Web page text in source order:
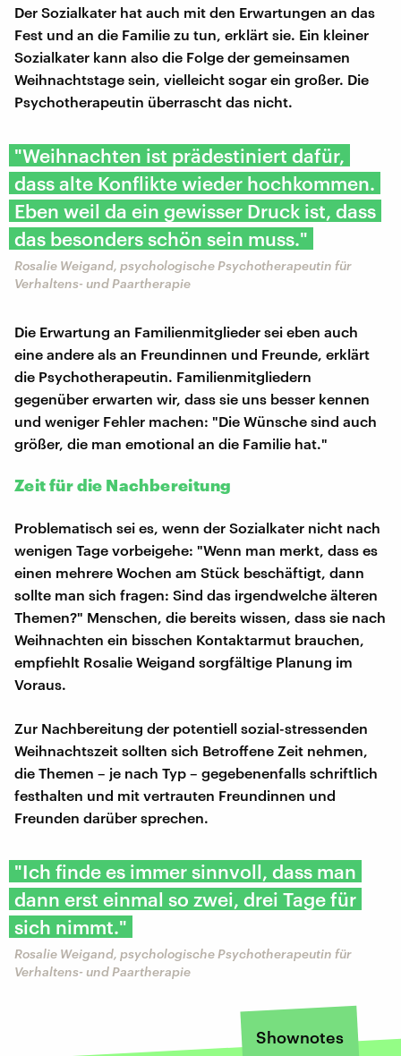
Der Sozialkater hat auch mit den Erwartungen an das
Fest und an die Familie zu tun, erklärt sie. Ein kleiner
Sozialkater kann also die Folge der gemeinsamen
Weihnachtstage sein, vielleicht sogar ein großer. Die
Psychotherapeutin überrascht das nicht.
"Weihnachten ist prädestiniert dafür,
dass alte Konflikte wieder hochkommen.
Eben weil da ein gewisser Druck ist, dass
das besonders schön sein muss."
Rosalie Weigand, psychologische Psychotherapeutin für
Verhaltens- und Paartherapie
Die Erwartung an Familienmitglieder sei eben auch
eine andere als an Freundinnen und Freunde, erklärt
die Psychotherapeutin. Familienmitgliedern
gegenüber erwarten wir, dass sie uns besser kennen
und weniger Fehler machen: "Die Wünsche sind auch
größer, die man emotional an die Familie hat."
Zeit für die Nachbereitung
Problematisch sei es, wenn der Sozialkater nicht nach
wenigen Tage vorbeigehe: "Wenn man merkt, dass es
einen mehrere Wochen am Stück beschäftigt, dann
sollte man sich fragen: Sind das irgendwelche älteren
Themen?" Menschen, die bereits wissen, dass sie nach
Weihnachten ein bisschen Kontaktarmut brauchen,
empfiehlt Rosalie Weigand sorgfältige Planung im
Voraus.
Zur Nachbereitung der potentiell sozial-stressenden
Weihnachtszeit sollten sich Betroffene Zeit nehmen,
die Themen – je nach Typ – gegebenenfalls schriftlich
festhalten und mit vertrauten Freundinnen und
Freunden darüber sprechen.
"Ich finde es immer sinnvoll, dass man
dann erst einmal so zwei, drei Tage für
sich nimmt."
Rosalie Weigand, psychologische Psychotherapeutin für
Verhaltens- und Paartherapie
Shownotes